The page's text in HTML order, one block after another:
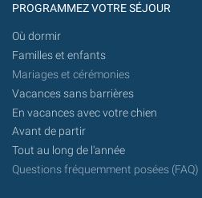
PROGRAMMEZ VOTRE SÉJOUR
Où dormir
Familles et enfants
Mariages et cérémonies
Vacances sans barrières
En vacances avec votre chien
Avant de partir
Tout au long de l'année
Questions fréquemment posées (FAQ)